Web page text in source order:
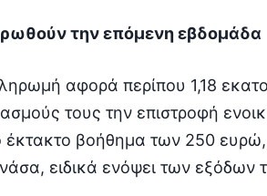
την επόμενη εβδομάδα
αφορά περίπου 1,18
τους την επιστροφή
βοήθημα των 250
ειδικά ενόψει των εξόδων